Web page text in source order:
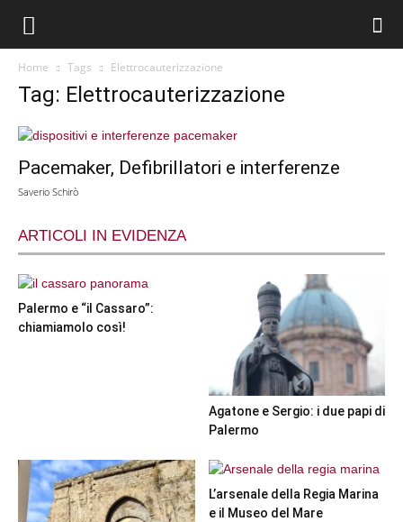
Home Tags Elettrocauterizzazione
Tag: Elettrocauterizzazione
Pacemaker, Defibrillatori e interferenze
Saverio Schirò
ARTICOLI IN EVIDENZA
Palermo e “il Cassaro”:
chiamiamolo così!
Agatone e Sergio: i due papi di
Palermo
L’arsenale della Regia Marina
e il Museo del Mare